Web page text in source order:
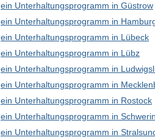
ein Unterhaltungsprogramm in Güstrow
ein Unterhaltungsprogramm in
ein Unterhaltungsprogramm in Lübeck
ein Unterhaltungsprogramm in Lübz
ein Unterhaltungsprogramm in
ein Unterhaltungsprogramm in
ein Unterhaltungsprogramm in Rostock
ein Unterhaltungsprogramm in
ein Unterhaltungsprogramm in